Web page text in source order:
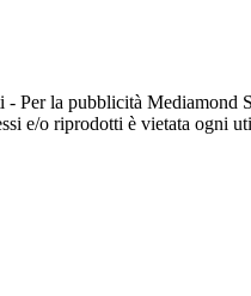
la pubblicità Mediamond
e/o riprodotti è vietata ogni